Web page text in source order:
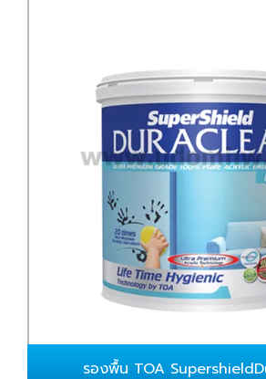
รองพื้น TOA